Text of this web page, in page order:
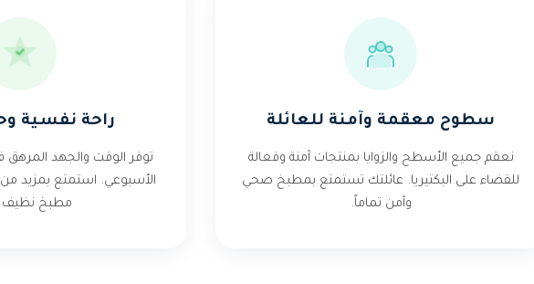
سطوح معقمة وآمنة للعائلة
نعقم جميع الأسطح والزوايا بمنتجات آمنة وفعالة
للقضاء على البكتيريا. عائلتك تستمتع بمطبخ صحي
وآمن تماماً.
راحة نفسية
توفر الوقت والجهد المرهق
الأسبوعي. استمتع بمزيد
مطبخ نظيف